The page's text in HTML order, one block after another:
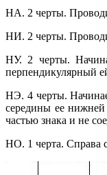
НА. 2 черты.
НИ. 2 черты.
НУ. 2 черты.
перпендикулярный
НЭ. 4 черты.
середины ее
частью знака и не
НО. 1 черта. Справа